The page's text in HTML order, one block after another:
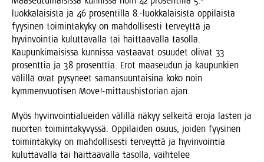
luokkalaisista ja 46 pro­sen­til­la 8.-luokkalaisista oppi­lais­ta
fyy­si­nen toi­min­ta­ky­ky on mah­dol­li­ses­ti ter­veyt­tä ja
hyvin­voin­tia kulut­ta­val­la tai hait­taa­val­la tasol­la.
Kau­pun­ki­mai­sis­sa kun­nis­sa vas­taa­vat osuu­det oli­vat 33
pro­sent­tia ja 38 pro­sent­tia. Erot maa­seu­dun ja kau­pun­kien
välil­lä ovat pysy­neet saman­suun­tai­si­na koko noin
kym­men­vuo­ti­sen Move!-mittaushistorian ajan.
Myös hyvin­voin­tia­luei­den välil­lä näkyy sel­kei­tä ero­ja las­ten ja
nuor­ten toi­min­ta­ky­vys­sä. Oppi­lai­den osuus, joi­den fyy­si­nen
toi­min­ta­ky­ky on mah­dol­li­ses­ti ter­veyt­tä ja hyvin­voin­tia
kulut­ta­val­la tai hait­taa­val­la tasol­la, vaih­te­lee